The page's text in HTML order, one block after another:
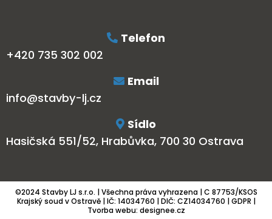
Telefon
+420 735 302 002
Email
info@stavby-lj.cz
Sídlo
Hasičská 551/52, Hrabůvka, 700 30 Ostrava
©2024 Stavby LJ s.r.o. | Všechna práva vyhrazena | C 87753/KSOS
Krajský soud v Ostravě | IČ: 14034760 | DIČ: CZ14034760 |GDPR |
Tvorba webu: designee.cz